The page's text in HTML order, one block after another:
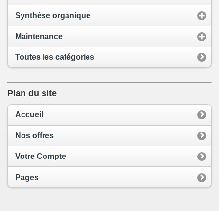
Synthèse organique
Maintenance
Toutes les catégories
Plan du site
Accueil
Nos offres
Votre Compte
Pages